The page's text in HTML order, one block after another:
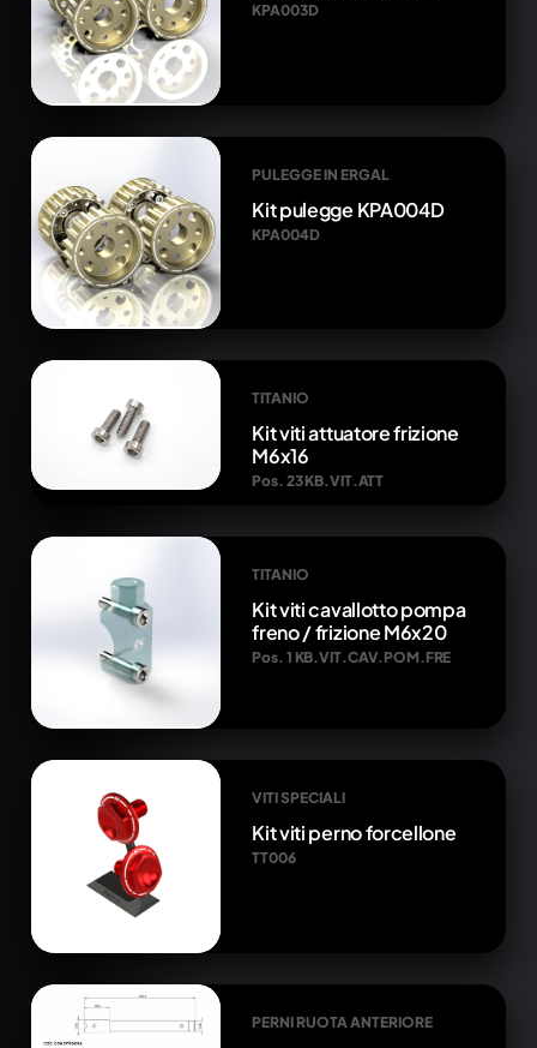
KPA003D
PULEGGE IN ERGAL
Kit pulegge KPA004D
KPA004D
TITANIO
Kit viti attuatore frizione
M6x16
Pos. 23 KB.VIT.ATT
TITANIO
Kit viti cavallotto pompa
freno / frizione M6x20
Pos. 1 KB.VIT.CAV.POM.FRE
VITI SPECIALI
Kit viti perno forcellone
TT006
PERNI RUOTA ANTERIORE